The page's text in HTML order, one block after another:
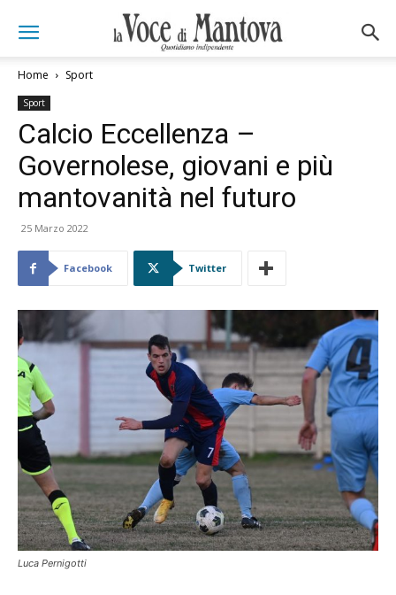
Home Sport
Sport
Calcio Eccellenza –
Governolese, giovani e più
mantovanità nel futuro
25 Marzo 2022
Facebook Twitter
Luca Pernigotti